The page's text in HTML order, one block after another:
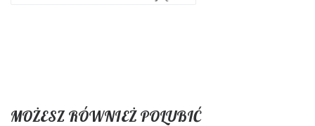
MOŻESZ RÓWNIEŻ POLUBIĆ